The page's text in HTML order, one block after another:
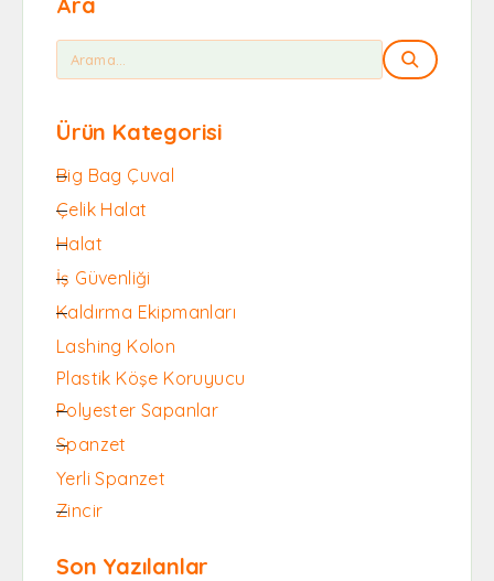
Ürün Kategorisi
Big Bag Çuval
Çelik Halat
Halat
İş Güvenliği
Kaldırma Ekipmanları
Lashing Kolon
Plastik Köşe Koruyucu
Polyester Sapanlar
Spanzet
Yerli Spanzet
Zincir
Son Yazılanlar